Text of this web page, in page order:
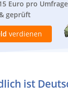
Euro pro Umfrage
geprüft
verdienen
ist